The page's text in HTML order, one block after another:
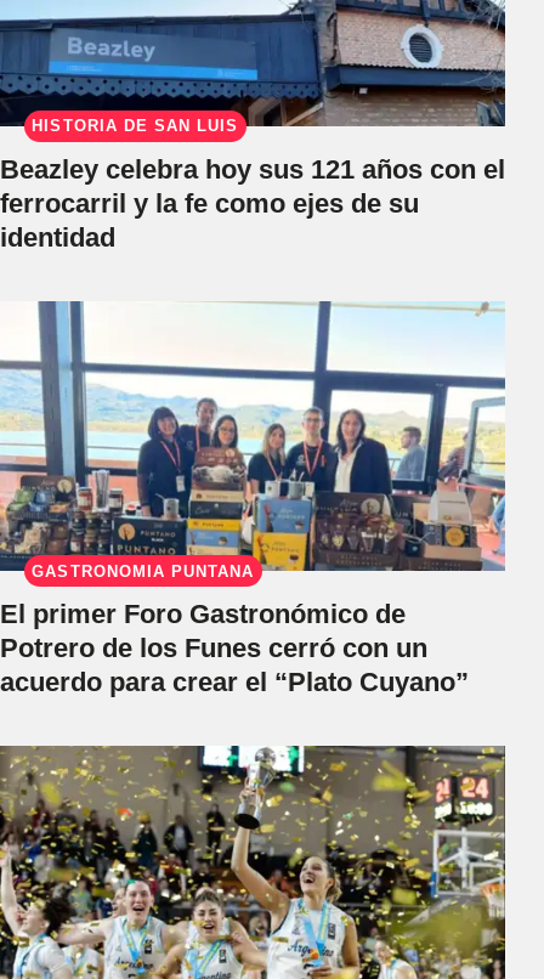
HISTORIA DE SAN LUIS
Beazley celebra hoy sus 121 años con el
ferrocarril y la fe como ejes de su
identidad
GASTRONOMÍA PUNTANA
El primer Foro Gastronómico de
Potrero de los Funes cerró con un
acuerdo para crear el “Plato Cuyano”